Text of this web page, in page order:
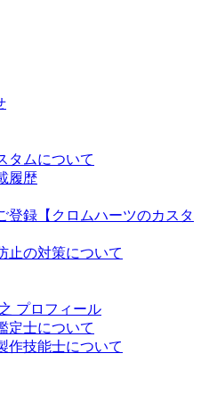
タムについて
履歴
登録【クロムハーツのカスタ
止の対策について
プロフィール
定士について
作技能士について